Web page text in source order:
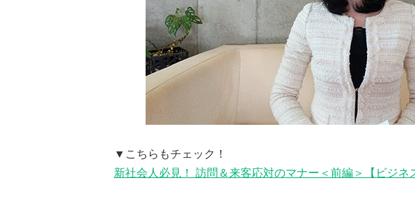
▼こちらもチェック！
新社会人必見！ 訪問＆来客応対のマナー＜前編＞【ビジネ